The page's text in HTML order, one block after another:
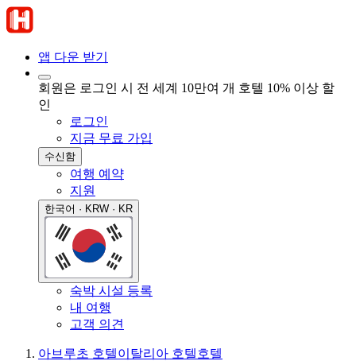
앱 다운 받기
회원은 로그인 시 전 세계 10만여 개 호텔 10% 이상 할
인
로그인
지금 무료 가입
수신함
여행 예약
지원
한국어 · KRW · KR
숙박 시설 등록
내 여행
고객 의견
아브루초 호텔이탈리아 호텔호텔